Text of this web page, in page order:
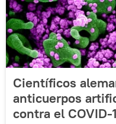
Científicos
anticuerpos
contra el COVID-